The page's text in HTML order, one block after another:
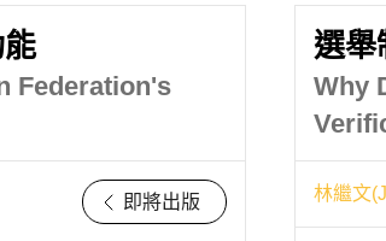
Federation's
即將出版
選舉
Why
林繼文